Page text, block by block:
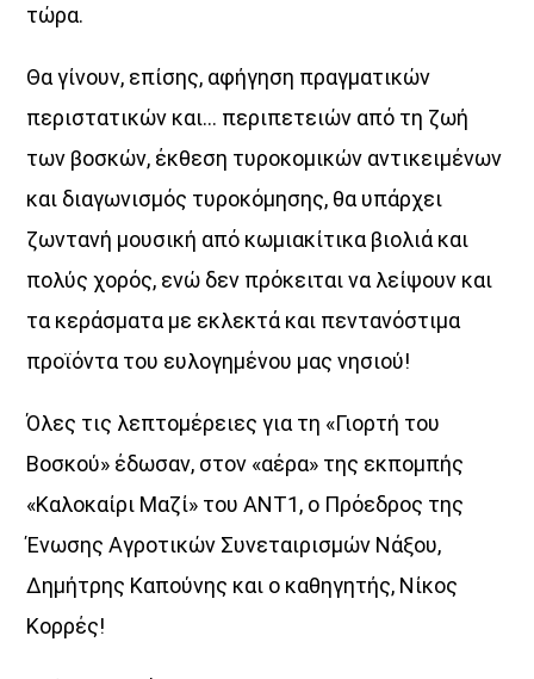
τώρα.
Θα γίνουν, επίσης, αφήγηση πραγματικών
περιστατικών και… περιπετειών από τη ζωή
των βοσκών, έκθεση τυροκομικών αντικειμένων
και διαγωνισμός τυροκόμησης, θα υπάρχει
ζωντανή μουσική από κωμιακίτικα βιολιά και
πολύς χορός, ενώ δεν πρόκειται να λείψουν και
τα κεράσματα με εκλεκτά και πεντανόστιμα
προϊόντα του ευλογημένου μας νησιού!
Όλες τις λεπτομέρειες για τη «Γιορτή του
Βοσκού» έδωσαν, στον «αέρα» της εκπομπής
«Καλοκαίρι Μαζί» του ΑΝΤ1, ο Πρόεδρος της
Ένωσης Αγροτικών Συνεταιρισμών Νάξου,
Δημήτρης Καπούνης και ο καθηγητής, Νίκος
Κορρές!